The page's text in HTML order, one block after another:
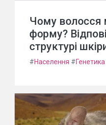
Чому волосся
форму?
структурі
#Населення #Генетика